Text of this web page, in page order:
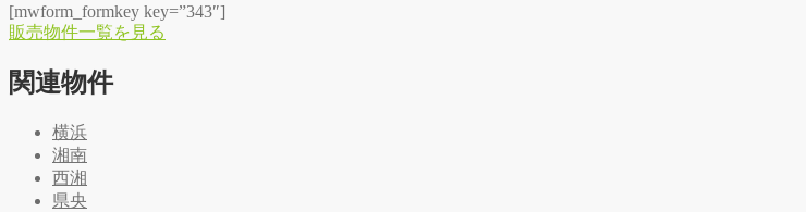
[mwform_formkey key=”343″]
販売物件一覧を 見る
関連物件
横浜
湘南
西湘
県央